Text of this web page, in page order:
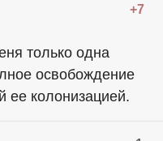
+7
только одна
освобождение
ее колонизацией.